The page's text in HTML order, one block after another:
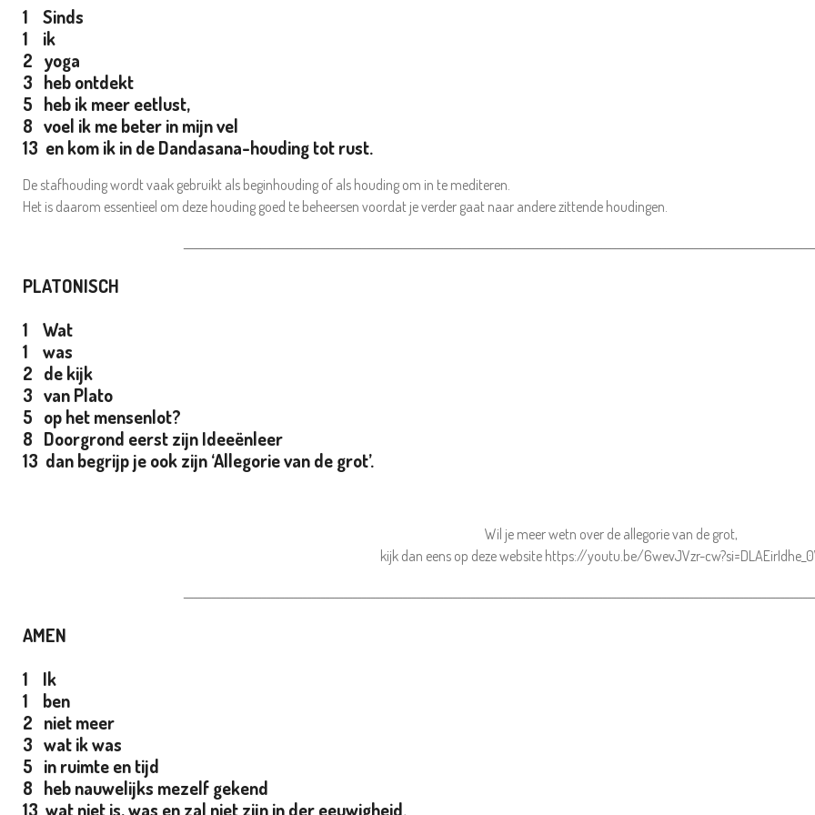
1 Sinds
1 ik
2 yoga
3 heb ontdekt
5 heb ik meer eetlust,
8 voel ik me beter in mijn vel
13 en kom ik in de Dandasana-houding tot rust.
De stafhouding wordt vaak gebruikt als beginhouding of als houding om in te mediteren.
Het is daarom essentieel om deze houding goed te beheersen voordat je verder gaat naar andere zittende houdingen.
PLATONISCH
1 Wat
1 was
2 de kijk
3 van Plato
5 op het mensenlot?
8 Doorgrond eerst zijn Ideeënleer
13 dan begrijp je ook zijn ‘Allegorie van de grot’.
Wil je meer wetn over de allegorie van de grot,
kijk dan eens op deze website https://youtu.be/6wevJVzr-
AMEN
1 Ik
1 ben
2 niet meer
3 wat ik was
5 in ruimte en tijd
8 heb nauwelijks mezelf gekend
13 wat niet is, was en zal niet zijn in der eeuwigheid.